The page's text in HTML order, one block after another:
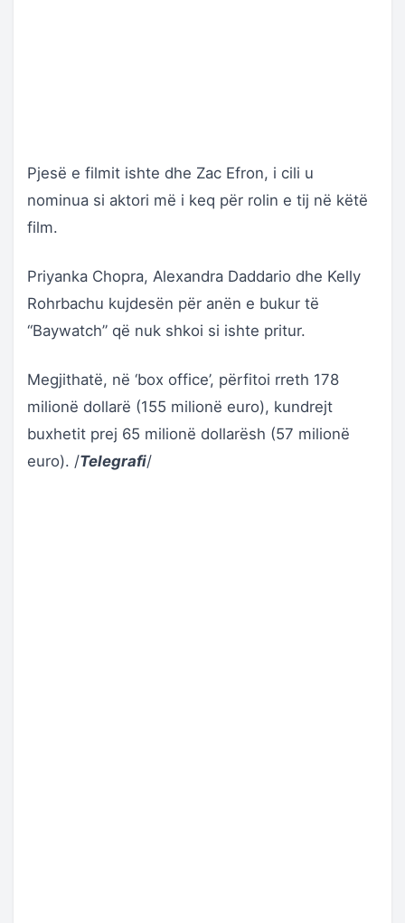
Pjesë e filmit ishte dhe Zac Efron, i cili u
nominua si aktori më i keq për rolin e tij në këtë
film.
Priyanka Chopra, Alexandra Daddario dhe Kelly
Rohrbachu kujdesën për anën e bukur të
“Baywatch” që nuk shkoi si ishte pritur.
Megjithatë, në ‘box office’, përfitoi rreth 178
milionë dollarë (155 milionë euro), kundrejt
buxhetit prej 65 milionë dollarësh (57 milionë
euro). /Telegrafi/